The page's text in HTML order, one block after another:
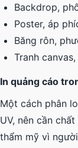
Backdrop,
Poster, áp
Băng rôn,
Tranh
In quảng cáo
Một cách phân
UV, nên cần
thẩm mỹ vì